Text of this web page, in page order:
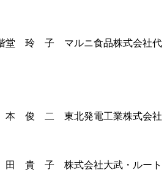
堂 玲 子 マルニ食品株式会社代
俊 二 東北発電工業株式会社
貴 子 株式会社大武・ルート